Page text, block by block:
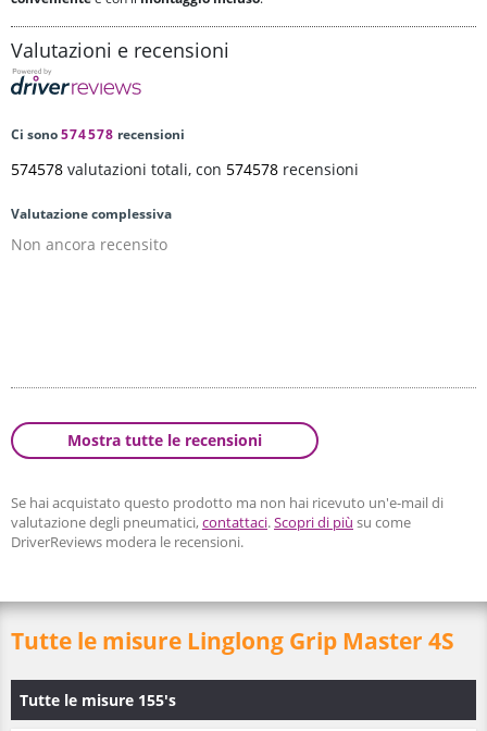
Valutazioni e recensioni
Ci sono574578 recensioni
574578 valutazioni totali, con 574578 recensioni
Valutazione complessiva
Non ancora recensito
Mostra tutte le recensioni
Se hai acquistato questo prodotto ma non hai ricevuto un'e-mail di
valutazione degli pneumatici,contattaci.Scopri di più su come
DriverReviews modera le recensioni.
Tutte le misure Linglong Grip Master 4S
Tutte le misure 155's